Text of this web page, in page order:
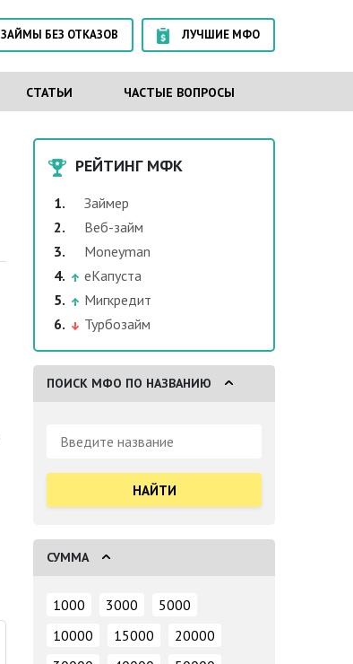
ЗАЙМЫ БЕЗ ОТКАЗОВ ЛУЧШИЕ МФО
СТАТЬИ ЧАСТЫЕ ВОПРОСЫ
РЕЙТИНГ МФК
Займер
Веб-займ
Moneyman
еКапуста
Мигкредит
Турбозайм
ПОИСК МФО ПО НАЗВАНИЮ
Поиск:
СУММА
1000 3000
5000
10000
15000
20000